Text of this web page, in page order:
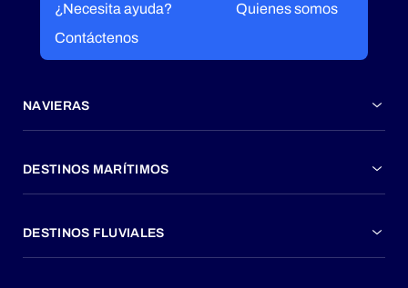
¿Necesita ayuda?
Quienes somos
Contáctenos
NAVIERAS
DESTINOS MARÍTIMOS
DESTINOS FLUVIALES